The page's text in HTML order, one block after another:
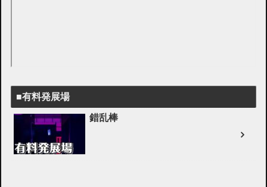
■有料発展場
錯乱棒